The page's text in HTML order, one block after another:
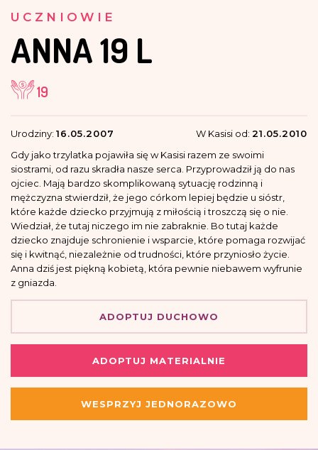
UCZNIOWIE
ANNA19 L
19
Urodziny: 16.05.2007 W Kasisi od: 21.05.2010
Gdy jako trzylatka pojawiła się w Kasisi razem ze swoimi
siostrami, od razu skradła nasze serca. Przyprowadził ją do nas
ojciec. Mają bardzo skomplikowaną sytuację rodzinną i
mężczyzna stwierdził, że jego córkom lepiej będzie u sióstr,
które każde dziecko przyjmują z miłością i troszczą się o nie.
Wiedział, że tutaj niczego im nie zabraknie. Bo tutaj każde
dziecko znajduje schronienie i wsparcie, które pomaga rozwijać
się i kwitnąć, niezależnie od trudności, które przyniosło życie.
Anna dziś jest piękną kobietą, która pewnie niebawem wyfrunie
z gniazda.
ADOPTUJ DUCHOWO
ADOPTUJ MATERIALNIE
WESPRZYJ JEDNORAZOWO